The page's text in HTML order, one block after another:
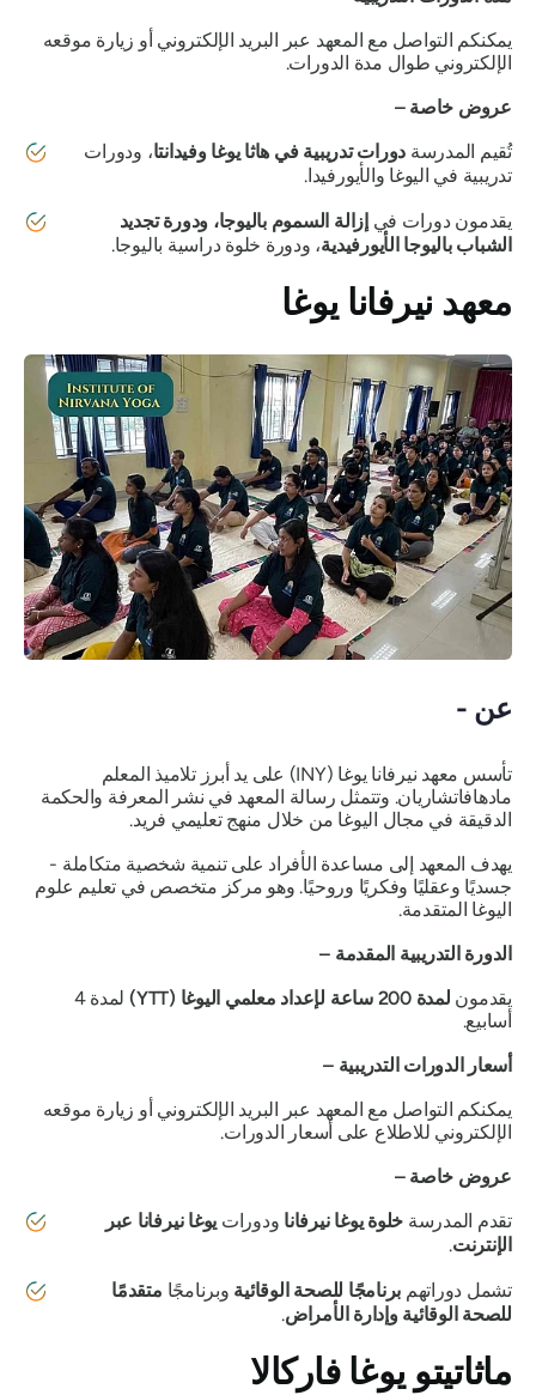
يمكنكم التواصل مع المعهد عبر البريد الإلكتروني أو زيارة موقعه
الإلكتروني طوال مدة الدورات.
عروض خاصة –
تُقيم المدرسةدورات تدريبية في هاثا يوغا وفيدانتا، ودورات
تدريبية في اليوغا والأيورفيدا.
يقدمون دورات في إزالة السموم باليوجا، ودورة تجديد
الشباب باليوجا الأيورفيدية، ودورة خلوة دراسية باليوجا.
معهد نيرفانا يوغا
عن -
تأسس معهد نيرفانا يوغا (INY) على يد أبرز تلاميذ المعلم
مادهافاتشاريان. وتتمثل رسالة المعهد في نشر المعرفة والحكمة
الدقيقة في مجال اليوغا من خلال منهج تعليمي فريد.
يهدف المعهد إلى مساعدة الأفراد على تنمية شخصية متكاملة -
جسديًا وعقليًا وفكريًا وروحيًا. وهو مركز متخصص في تعليم علوم
اليوغا المتقدمة.
الدورة التدريبية المقدمة –
يقدمونلمدة 200 ساعة لإعداد معلمي اليوغا (YTT)
لمدة 4
أسابيع.
أسعار الدورات التدريبية –
يمكنكم التواصل مع المعهد عبر البريد الإلكتروني أو زيارة موقعه
الإلكتروني للاطلاع على أسعار الدورات.
عروض خاصة –
تقدم المدرسةخلوة يوغا نيرفاناودوراتيوغا نيرفانا عبر
الإنترنت.
تشمل دوراتهمبرنامجًا للصحة الوقائيةوبرنامجًامتقدمًا
للصحة الوقائية وإدارة الأمراض.
ماثاتيتو يوغا فاركالا